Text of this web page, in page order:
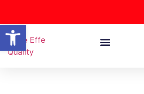
Apri la barra degli strumenti